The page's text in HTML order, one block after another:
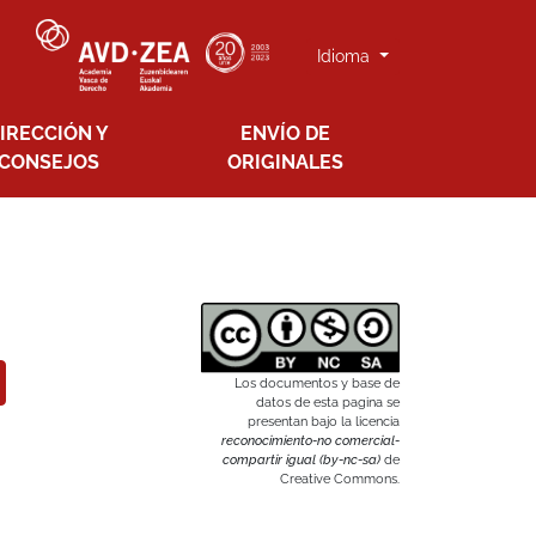
Idioma
Y
ENVÍO DE
ORIGINALES
Los documentos y base de
datos de esta pagina se
presentan bajo la licencia
reconocimiento-no comercial-
compartir igual (by-nc-sa) de
Creative Commons.